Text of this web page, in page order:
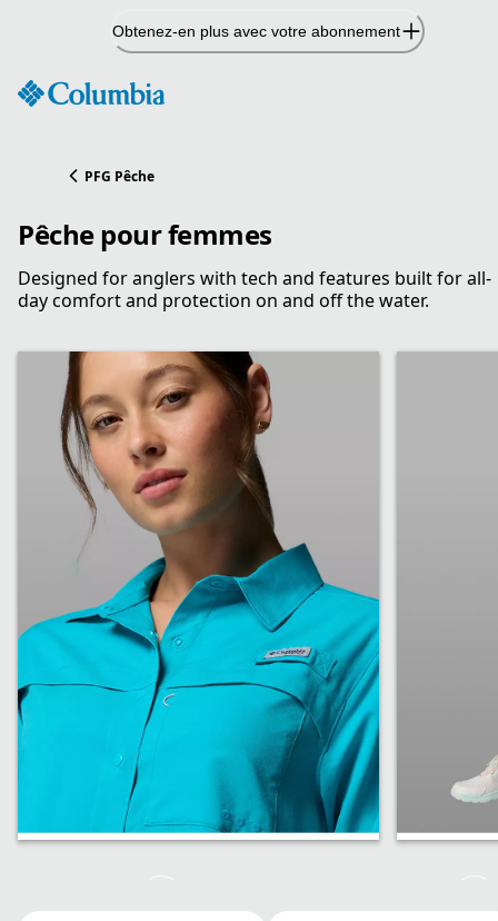
Obtenez-en plus avec votre abonnement
PFG Pêche
Pêche pour femmes
Designed for anglers with tech and features built for all-
day comfort and protection on and off the water.